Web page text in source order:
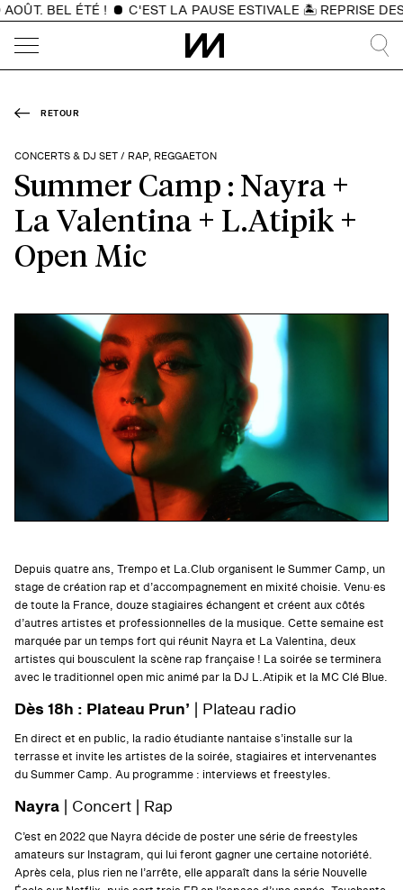
BEL ÉTÉ ! C'EST LA PAUSE ESTIVALE 🏝️ REPRISE DES
RETOUR
CONCERTS & DJ SET / RAP, REGGAETON
Summer Camp : Nayra +
La Valentina + L.Atipik +
Open Mic
Depuis quatre ans, Trempo et La.Club organisent le Summer Camp, un
stage de création rap et d’accompagnement en mixité choisie. Venu·es
de toute la France, douze stagiaires échangent et créent aux côtés
d’autres artistes et professionnelles de la musique. Cette semaine est
marquée par un temps fort qui réunit Nayra et La Valentina, deux
artistes qui bousculent la scène rap française ! La soirée se terminera
avec le traditionnel open mic animé par la DJ L.Atipik et la MC Clé Blue.
Dès 18h : Plateau Prun’ | Plateau radio
En direct et en public, la radio étudiante nantaise s’installe sur la
terrasse et invite les artistes de la soirée, stagiaires et intervenantes
du Summer Camp. Au programme : interviews et freestyles.
Nayra | Concert | Rap
C’est en 2022 que Nayra décide de poster une série de freestyles
amateurs sur Instagram, qui lui feront gagner une certaine notoriété.
Après cela, plus rien ne l’arrête, elle apparaît dans la série Nouvelle